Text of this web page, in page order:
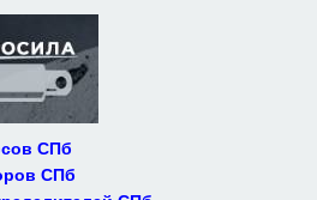
СПб
СПб